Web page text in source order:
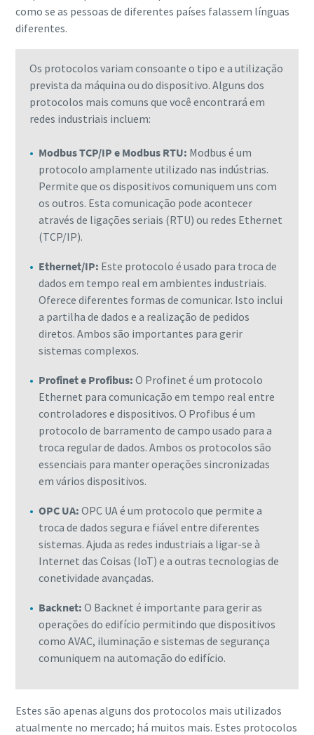
como se as pessoas de diferentes países falassem línguas
diferentes.
Os protocolos variam consoante o tipo e a utilização
prevista da máquina ou do dispositivo. Alguns dos
protocolos mais comuns que você encontrará em
redes industriais incluem:
Modbus TCP/IP e Modbus RTU: Modbus é um
protocolo amplamente utilizado nas indústrias.
Permite que os dispositivos comuniquem uns com
os outros. Esta comunicação pode acontecer
através de ligações seriais (RTU) ou redes Ethernet
(TCP/IP).
Ethernet/IP: Este protocolo é usado para troca de
dados em tempo real em ambientes industriais.
Oferece diferentes formas de comunicar. Isto inclui
a partilha de dados e a realização de pedidos
diretos. Ambos são importantes para gerir
sistemas complexos.
Profinet e Profibus: O Profinet é um protocolo
Ethernet para comunicação em tempo real entre
controladores e dispositivos. O Profibus é um
protocolo de barramento de campo usado para a
troca regular de dados. Ambos os protocolos são
essenciais para manter operações sincronizadas
em vários dispositivos.
OPC UA: OPC UA é um protocolo que permite a
troca de dados segura e fiável entre diferentes
sistemas. Ajuda as redes industriais a ligar-se à
Internet das Coisas (IoT) e a outras tecnologias de
conetividade avançadas.
Backnet: O Backnet é importante para gerir as
operações do edifício permitindo que dispositivos
como AVAC, iluminação e sistemas de segurança
comuniquem na automação do edifício.
Estes são apenas alguns dos protocolos mais utilizados
atualmente no mercado; há muitos mais. Estes protocolos